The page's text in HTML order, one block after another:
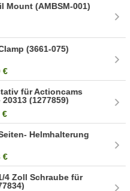
Mount (AMBSM-001)
(3661-075)
€
für Actioncams
(1277859)
€
Helmhalterung
€
4 Zoll Schraube für